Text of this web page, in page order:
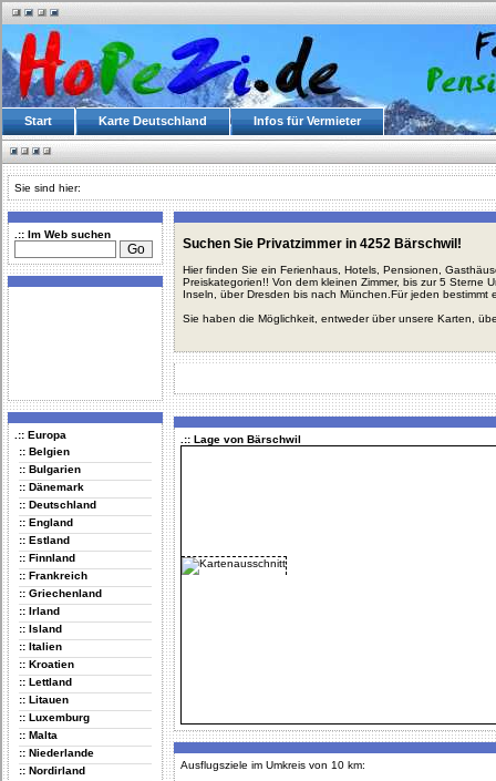
Start Karte Deutschland Infos für Vermieter
Sie sind hier:
.:: Im Web suchen
.:: Europa
:: Belgien
:: Bulgarien
:: Dänemark
:: Deutschland
:: England
:: Estland
:: Finnland
:: Frankreich
:: Griechenland
:: Irland
:: Island
:: Italien
:: Kroatien
:: Lettland
:: Litauen
:: Luxemburg
:: Malta
:: Niederlande
:: Nordirland
Suchen Sie Privatzimmer in 4252 Bärschwil!
Hier finden Sie ein Ferienhaus, Hotels, Pensionen,
Preiskategorien!! Von dem kleinen Zimmer, bis zur 5 Sterne
Inseln, über Dresden bis nach München.Für jeden bestimmt
Sie haben die Möglichkeit, entweder über unsere Karten,
.:: Lage von Bärschwil
Ausflugsziele im Umkreis von 10 km: